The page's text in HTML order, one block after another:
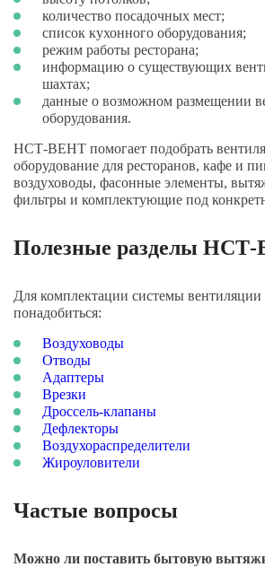
количество посадочных мест;
список кухонного оборудования;
режим работы ресторана;
информацию о существующих
шахтах;
данные о возможном размещении
оборудования.
НСТ-ВЕНТ помогает подобрать
оборудование для ресторанов, кафе и
воздуховоды, фасонные элементы,
фильтры и комплектующие под
Полезные разделы
Для комплектации системы вентиляции
понадобиться:
Воздуховоды
Отводы
Адаптеры
Врезки
Дроссель-клапаны
Дефлекторы
Воздухораспределители
Жироуловители
Частые вопросы
Можно ли поставить бытовую